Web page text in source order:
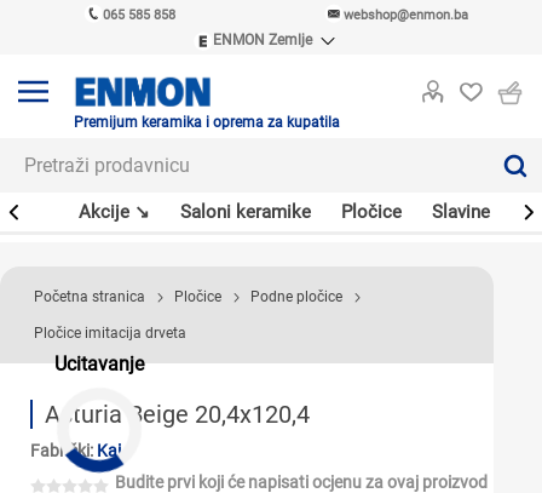
065 585 858 webshop@enmon.ba
ENMON Zemlje
ENMON MKD
Premijum keramika i oprema za kupatila
Akcije ↘ Saloni keramike Pločice Slavine
Ucitavanje
Početna stranica Pločice Podne pločice
Pločice imitacija drveta
Asturia Beige 20,4x120,4
Fabrički: Kai
Budite prvi koji će napisati ocjenu za ovaj proizvod